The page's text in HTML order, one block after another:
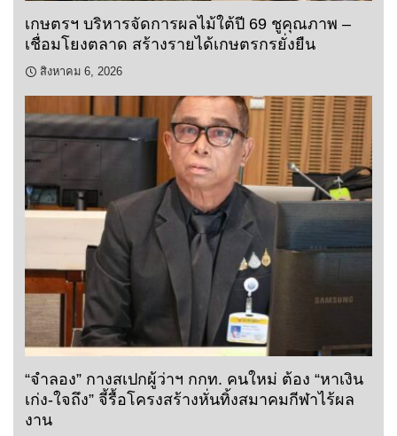
เกษตรฯ บริหารจัดการผลไม้ใต้ปี 69 ชูคุณภาพ –
เชื่อมโยงตลาด สร้างรายได้เกษตรกรยั่งยืน
สิงหาคม 6, 2026
“จำลอง” กางสเปกผู้ว่าฯ กกท. คนใหม่ ต้อง “หาเงิน
เก่ง-ใจถึง” จี้รื้อโครงสร้างหั่นทิ้งสมาคมกีฬาไร้ผล
งาน